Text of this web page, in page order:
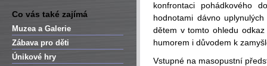
Co vás také zajímá
Muzea a Galerie
Zábava pro děti
Únikové hry
konfrontaci pohádkového
hodnotami dávno
dětem v tomto ohledu
humorem i důvodem k
Vstupné na masopustní